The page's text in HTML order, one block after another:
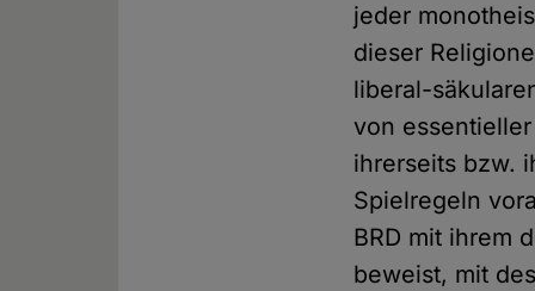
jeder
dieser
liberal-
von
ihrerseits bzw.
Spielregeln
BRD mit ihrem
beweist, mit